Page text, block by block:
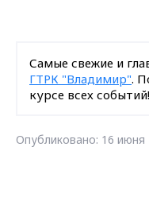
Самые свежие и
ГТРК "Владимир".
курсе всех событий!
Опубликовано: 16 июня